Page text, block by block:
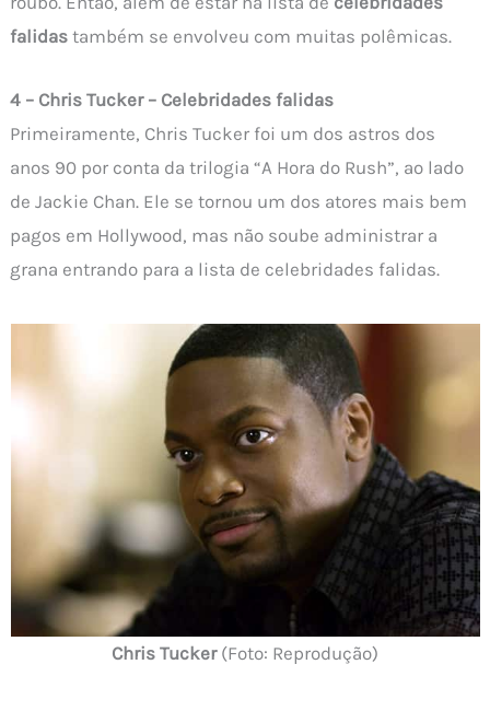
falidas também se envolveu com muitas polêmicas.
4 – Chris Tucker – Celebridades falidas
Primeiramente, Chris Tucker foi um dos astros dos
anos 90 por conta da trilogia “A Hora do Rush”, ao lado
de Jackie Chan. Ele se tornou um dos atores mais bem
pagos em Hollywood, mas não soube administrar a
grana entrando para a lista de celebridades falidas.
Chris Tucker(Foto: Reprodução)